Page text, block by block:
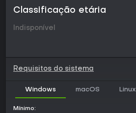
Classificação etária
Indisponível
Requisitos do sistema
Windows macOS Linux
Mínimo: